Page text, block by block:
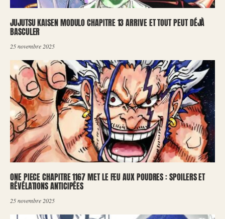
JUJUTSU KAISEN MODULO CHAPITRE 13 ARRIVE ET TOUT PEUT DÉJÀ
BASCULER
25 novembre 2025
ONE PIECE CHAPITRE 1167 MET LE FEU AUX POUDRES : SPOILERS ET
RÉVÉLATIONS ANTICIPÉES
25 novembre 2025